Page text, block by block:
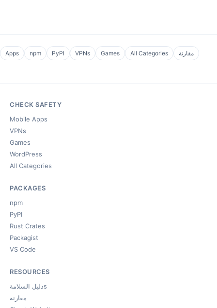
Apps npm PyPI VPNs Games All Categories مقارنة
CHECK SAFETY
Mobile Apps
VPNs
Games
WordPress
All Categories
PACKAGES
npm
PyPI
Rust Crates
Packagist
VS Code
RESOURCES
دليل السلامةs
مقارنة